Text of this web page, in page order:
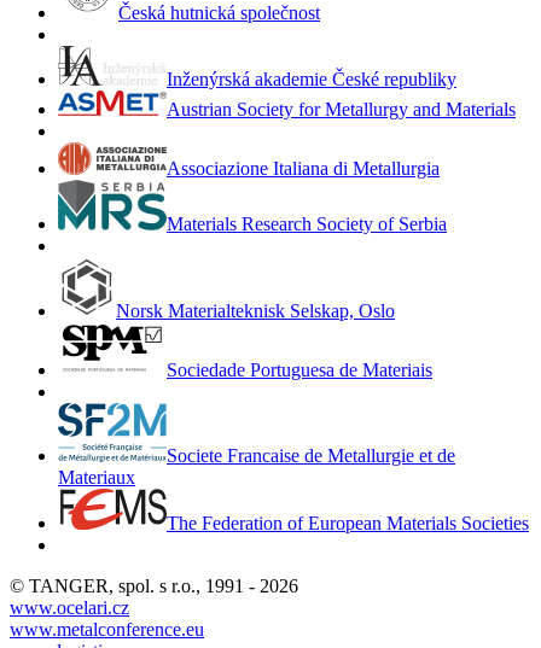
Česká hutnická společnost
Inženýrská akademie České republiky
Austrian Society for Metallurgy and Materials
Associazione Italiana di Metallurgia
Materials Research Society of Serbia
Norsk Materialteknisk Selskap, Oslo
Sociedade Portuguesa de Materiais
Societe Francaise de Metallurgie et de
Materiaux
The Federation of European Materials Societies
© TANGER, spol. s r.o., 1991 - 2026
www.ocelari.cz
www.metalconference.eu